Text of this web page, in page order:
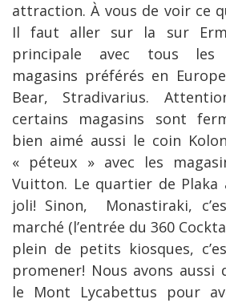
attraction. À vous de voir ce
Il faut aller sur la sur
principale avec tous les
magasins préférés en
Bear, Stradivarius.
certains magasins sont
bien aimé aussi le coin
« péteux » avec les
Vuitton. Le quartier de Plaka
joli! Sinon,
Monastiraki,
marché (l’entrée du 360
plein de petits kiosques,
promener! Nous avons aussi
le Mont Lycabettus pour